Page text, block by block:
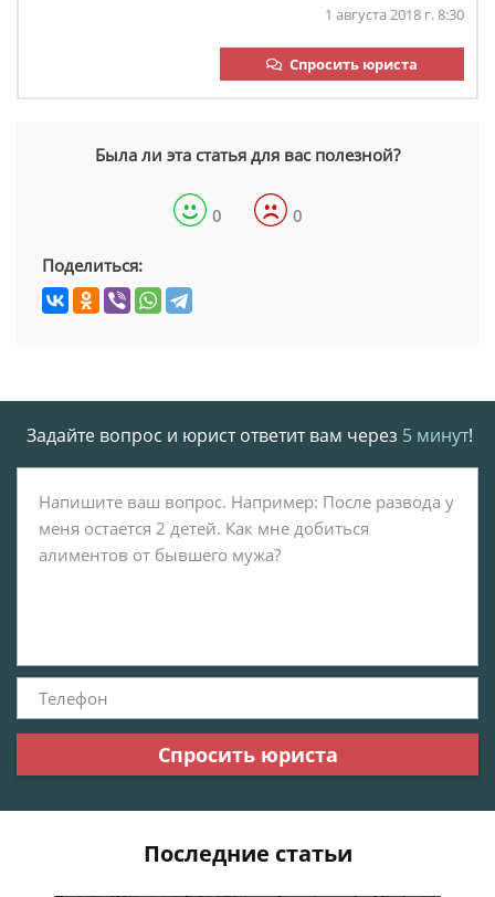
1 августа 2018 г. 8:30
Спросить юриста
Была ли эта статья для вас полезной?
0 0
Поделиться:
Задайте вопрос и юрист ответит вам через 5 минут!
Спросить юриста
Последние статьи